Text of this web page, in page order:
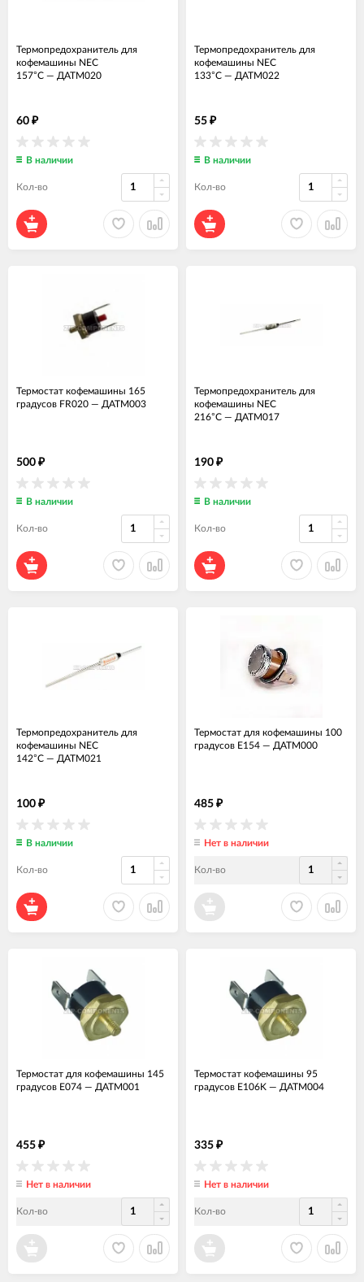
Термопредохранитель для
кофемашины NEC
157°C — ДАТМ020
60 ₽
В наличии
Кол-во
Термопредохранитель для
кофемашины NEC
133°C — ДАТМ022
55 ₽
В наличии
Кол-во
Термостат кофемашины 165
градусов FR020 — ДАТМ003
500 ₽
В наличии
Кол-во
Термопредохранитель для
кофемашины NEC
216°C — ДАТМ017
190 ₽
В наличии
Кол-во
Термопредохранитель для
кофемашины NEC
142°C — ДАТМ021
100 ₽
В наличии
Кол-во
Термостат для кофемашины 100
градусов E154 — ДАТМ000
485 ₽
Нет в наличии
Кол-во
Термостат для кофемашины 145
градусов E074 — ДАТМ001
455 ₽
Нет в наличии
Кол-во
Термостат кофемашины 95
градусов E106K — ДАТМ004
335 ₽
Нет в наличии
Кол-во